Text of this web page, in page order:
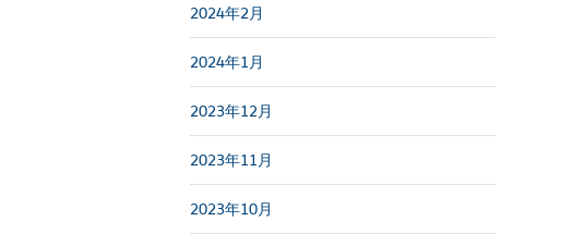
2024年2月
2024年1月
2023年12月
2023年11月
2023年10月